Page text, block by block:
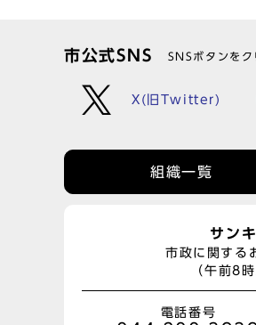
市公式SNS SNSボタンを
X(旧Twitter)
組織一覧
サン
市政に関する
（午前8
電話番号